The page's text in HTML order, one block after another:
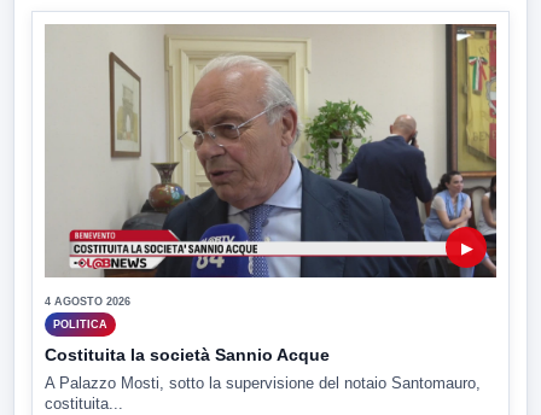
▶
4 AGOSTO 2026
POLITICA
Costituita la società Sannio Acque
A Palazzo Mosti, sotto la supervisione del notaio Santomauro,
costituita...